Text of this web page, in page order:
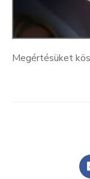
Keresés
Megértésüket